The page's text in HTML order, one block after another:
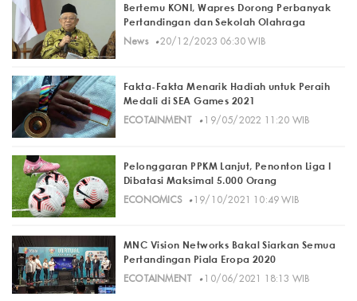
Bertemu KONI, Wapres Dorong Perbanyak
Pertandingan dan Sekolah Olahraga
News· 20/12/2023 06:30 WIB
Fakta-Fakta Menarik Hadiah untuk Peraih
Medali di SEA Games 2021
ECOTAINMENT
· 19/05/2022 11:20 WIB
Pelonggaran PPKM Lanjut, Penonton Liga I
Dibatasi Maksimal 5.000 Orang
ECONOMICS· 19/10/2021 10:49 WIB
MNC Vision Networks Bakal Siarkan Semua
Pertandingan Piala Eropa 2020
ECOTAINMENT
· 10/06/2021 18:13 WIB